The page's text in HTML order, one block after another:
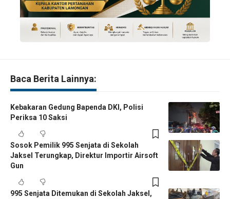
Baca Berita Lainnya:
Kebakaran Gedung Bapenda DKI, Polisi
Periksa 10 Saksi
Sosok Pemilik 995 Senjata di Sekolah
Jaksel Terungkap, Direktur Importir Airsoft
Gun
995 Senjata Ditemukan di Sekolah Jaksel,